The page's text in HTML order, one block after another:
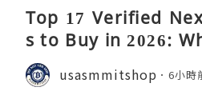
Top 17 Verified
s to Buy in 2026:
uld Know
usasmmitshop 6小時